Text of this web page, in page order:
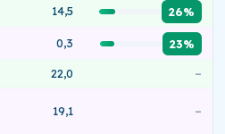
14,5 26%
0,3 23%
22,0
–
19,1 –